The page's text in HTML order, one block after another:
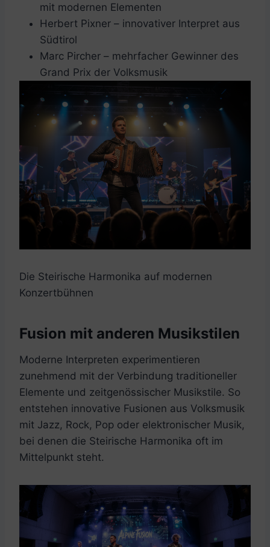
mit modernen Elementen
Herbert Pixner – innovativer Interpret aus
Südtirol
Marc Pircher – mehrfacher Gewinner des
Grand Prix der Volksmusik
Die Steirische Harmonika auf modernen
Konzertbühnen
Fusion mit anderen Musikstilen
Moderne Interpreten experimentieren
zunehmend mit der Verbindung traditioneller
Elemente und zeitgenössischer Musikstile. So
entstehen innovative Fusionen aus Volksmusik
mit Jazz, Rock, Pop oder elektronischer Musik,
bei denen die Steirische Harmonika oft im
Mittelpunkt steht.